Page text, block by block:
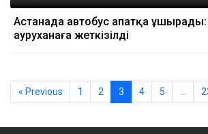
25.08 11:44
Астанада автобус апатқа ұшырады:
« Previous 1 2 3 4 5 …